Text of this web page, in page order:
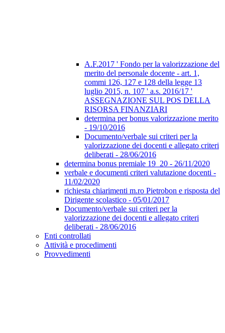
A.F.2017 ' Fondo per la valorizzazione del
merito del personale docente - art. 1,
commi 126, 127 e 128 della legge 13
luglio 2015, n. 107 ' a.s. 2016/17 '
ASSEGNAZIONE SUL POS DELLA
RISORSA FINANZIARI
determina per bonus valorizzazione merito
- 19/10/2016
Documento/verbale sui criteri per la
valorizzazione dei docenti e allegato criteri
deliberati - 28/06/2016
determina bonus premiale 19_20 - 26/11/2020
verbale e documenti criteri valutazione docenti -
11/02/2020
richiesta chiarimenti m.ro Pietrobon e risposta del
Dirigente scolastico - 05/01/2017
Documento/verbale sui criteri per la
valorizzazione dei docenti e allegato criteri
deliberati - 28/06/2016
Enti controllati
Attività e procedimenti
Provvedimenti